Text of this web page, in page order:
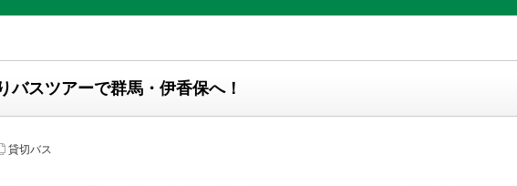
バスツアーで群馬・伊香保へ！
貸切バス